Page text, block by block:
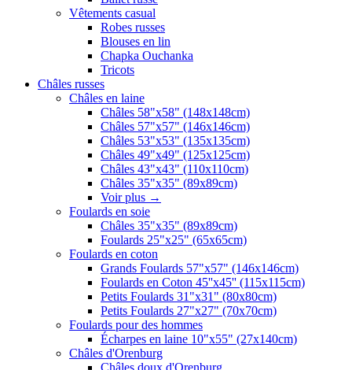
Vêtements casual
Robes russes
Blouses en lin
Chapka Ouchanka
Tricots
Châles russes
Châles en laine
Châles 58"x58" (148x148cm)
Châles 57"x57" (146x146cm)
Châles 53"x53" (135x135cm)
Châles 49"x49" (125x125cm)
Châles 43"x43" (110x110cm)
Châles 35"x35" (89x89cm)
Voir plus →
Foulards en soie
Châles 35"x35" (89x89cm)
Foulards 25"x25" (65x65cm)
Foulards en coton
Grands Foulards 57"x57" (146x146cm)
Foulards en Coton 45''x45'' (115x115cm)
Petits Foulards 31"x31" (80x80cm)
Petits Foulards 27"x27" (70x70cm)
Foulards pour des hommes
Écharpes en laine 10"x55" (27x140cm)
Châles d'Orenburg
Châles doux d'Orenburg